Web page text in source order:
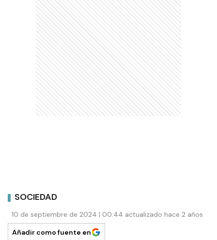
SOCIEDAD
10 de septiembre de 2024 | 00:44 actualizado hace 2 años
Añadir como fuente en